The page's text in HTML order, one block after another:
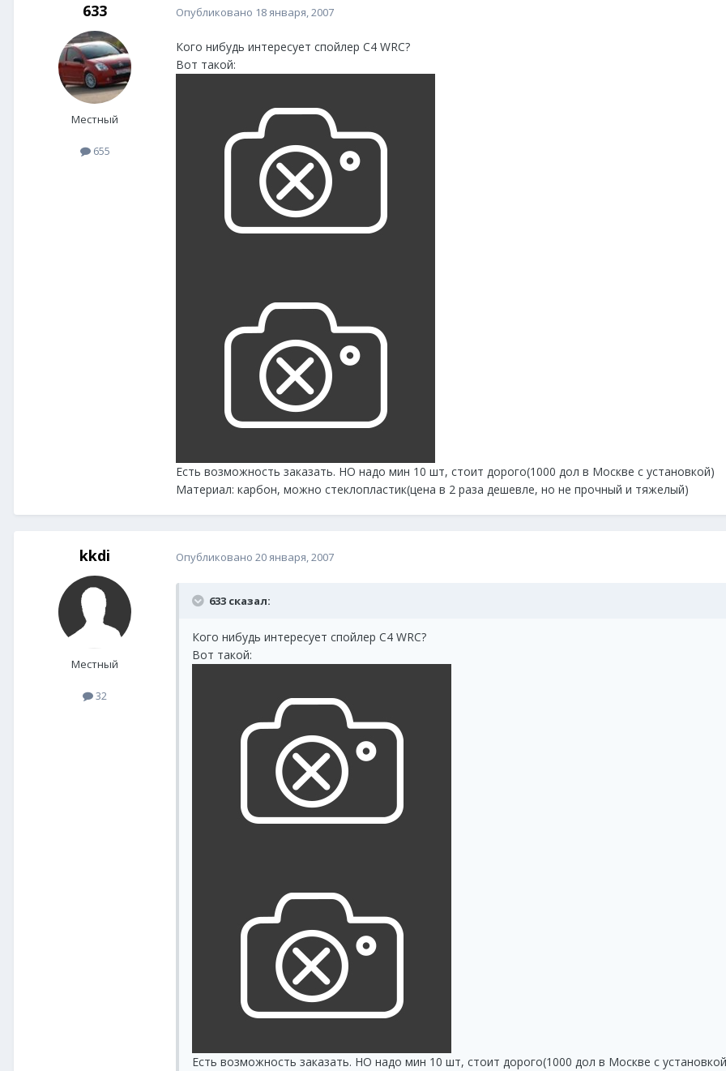
633
Местный
655
Опубликовано 18 января, 2007
Кого нибудь интересует спойлер C4 WRC?
Вот такой:
Есть возможность заказать. НО надо мин 10 шт, стоит дорого(1000 дол в Москве с установкой)
Материал: карбон, можно стеклопластик(цена в 2 раза дешевле, но не прочный и тяжелый)
kkdi
Местный
32
Опубликовано 20 января, 2007
633 сказал:
Кого нибудь интересует спойлер C4 WRC?
Вот такой:
Есть возможность заказать. НО надо мин 10 шт, стоит дорого(1000 дол в Москве с